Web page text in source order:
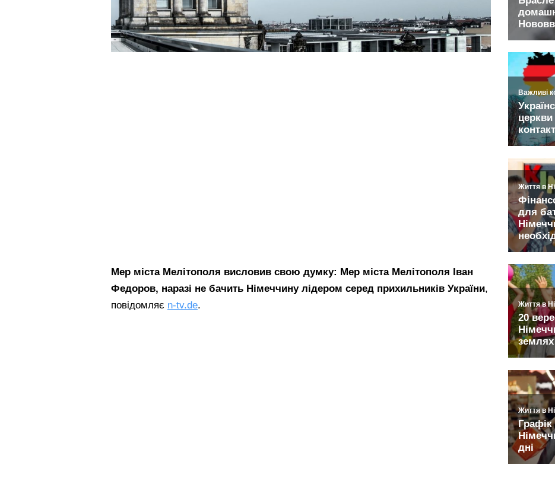
Мер міста Мелітополя висловив свою думку: Мер міста Мелітополя Іван
Федоров, наразі не бачить Німеччину лідером серед прихильників України,
повідомляє n-tv.de.